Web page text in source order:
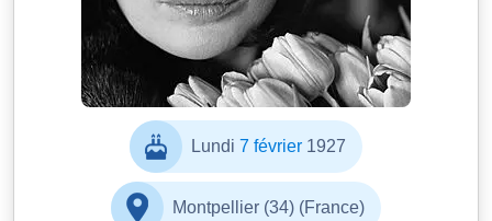
Lundi 7 février 1927
Montpellier (34) (France)